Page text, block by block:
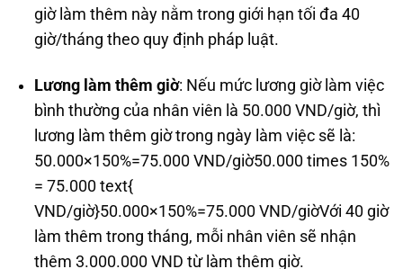
giờ làm thêm này nằm trong giới hạn tối đa 40
giờ/tháng theo quy định pháp luật.
Lương làm thêm giờ: Nếu mức lương giờ làm việc
bình thường của nhân viên là 50.000 VND/giờ, thì
lương làm thêm giờ trong ngày làm việc sẽ là:
50.000×150%=75.000 VND/giờ50.000 times 150%
= 75.000 text{
VND/giờ}50.000×150%=75.000VND/giờVới 40 giờ
làm thêm trong tháng, mỗi nhân viên sẽ nhận
thêm 3.000.000 VND từ làm thêm giờ.